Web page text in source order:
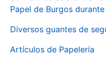
Papel de Burgos durante
Diversos guantes de
Artículos de Papelería